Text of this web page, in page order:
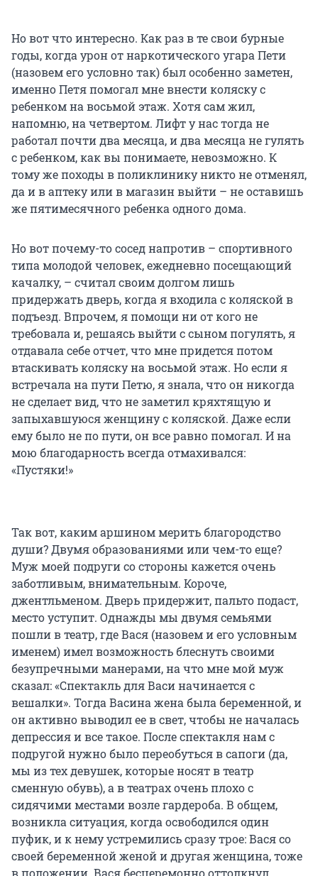
Но вот что интересно. Как раз в те свои бурные
годы, когда урон от наркотического угара Пети
(назовем его условно так) был особенно заметен,
именно Петя помогал мне внести коляску с
ребенком на восьмой этаж. Хотя сам жил,
напомню, на четвертом. Лифт у нас тогда не
работал почти два месяца, и два месяца не гулять
с ребенком, как вы понимаете, невозможно. К
тому же походы в поликлинику никто не отменял,
да и в аптеку или в магазин выйти – не оставишь
же пятимесячного ребенка одного дома.
Но вот почему-то сосед напротив – спортивного
типа молодой человек, ежедневно посещающий
качалку, – считал своим долгом лишь
придержать дверь, когда я входила с коляской в
подъезд. Впрочем, я помощи ни от кого не
требовала и, решаясь выйти с сыном погулять, я
отдавала себе отчет, что мне придется потом
втаскивать коляску на восьмой этаж. Но если я
встречала на пути Петю, я знала, что он никогда
не сделает вид, что не заметил кряхтящую и
запыхавшуюся женщину с коляской. Даже если
ему было не по пути, он все равно помогал. И на
мою благодарность всегда отмахивался:
«Пустяки!»
Так вот, каким аршином мерить благородство
души? Двумя образованиями или чем-то еще?
Муж моей подруги со стороны кажется очень
заботливым, внимательным. Короче,
джентльменом. Дверь придержит, пальто подаст,
место уступит. Однажды мы двумя семьями
пошли в театр, где Вася (назовем и его условным
именем) имел возможность блеснуть своими
безупречными манерами, на что мне мой муж
сказал: «Спектакль для Васи начинается с
вешалки». Тогда Васина жена была беременной, и
он активно выводил ее в свет, чтобы не началась
депрессия и все такое. После спектакля нам с
подругой нужно было переобуться в сапоги (да,
мы из тех девушек, которые носят в театр
сменную обувь), а в театрах очень плохо с
сидячими местами возле гардероба. В общем,
возникла ситуация, когда освободился один
пуфик, и к нему устремились сразу трое: Вася со
своей беременной женой и другая женщина, тоже
в положении. Вася бесцеремонно оттолкнул